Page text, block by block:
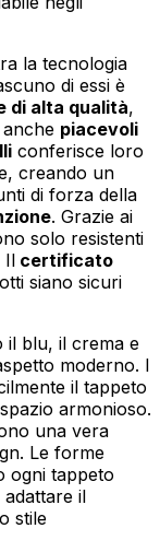
la tecnologia
di essi è
di alta qualità,
anche piacevoli
conferisce loro
creando un
di forza della
. Grazie ai
solo resistenti
Il certificato
siano sicuri
il blu, il crema e
moderno. I
il tappeto
armonioso.
una vera
Le forme
ogni tappeto
il
stile